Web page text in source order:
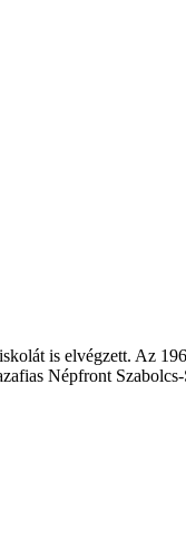
is elvégzett. Az
Népfront